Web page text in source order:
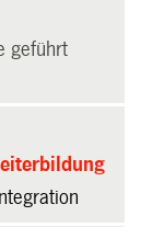
geführt